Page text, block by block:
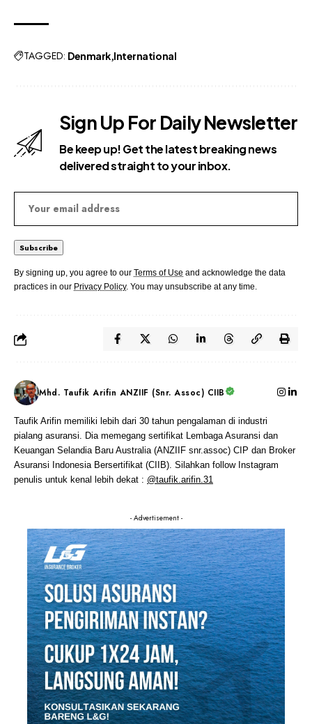
TAGGED: Denmark International
Sign Up For Daily Newsletter
Be keep up! Get the latest breaking news
delivered straight to your inbox.
By signing up, you agree to our Terms of Use and acknowledge the data
practices in our Privacy Policy. You may unsubscribe at any time.
Mhd. Taufik Arifin ANZIIF (Snr. Assoc) CIIB
Taufik Arifin memiliki lebih dari 30 tahun pengalaman di industri
pialang asuransi. Dia memegang sertifikat Lembaga Asuransi dan
Keuangan Selandia Baru Australia (ANZIIF snr.assoc) CIP dan Broker
Asuransi Indonesia Bersertifikat (CIIB). Silahkan follow Instagram
penulis untuk kenal lebih dekat : @taufik.arifin.31
- Advertisement -